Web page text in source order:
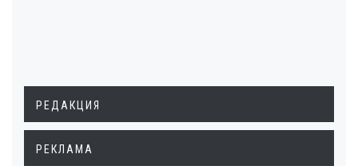
РЕДАКЦИЯ
РЕКЛАМА